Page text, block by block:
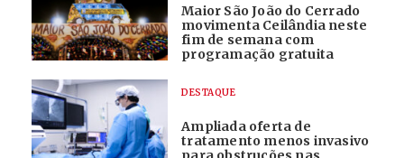
Maior São João do Cerrado
movimenta Ceilândia neste
fim de semana com
programação gratuita
DESTAQUE
Ampliada oferta de
tratamento menos invasivo